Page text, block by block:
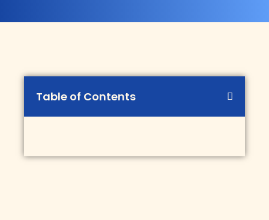
Table of Contents